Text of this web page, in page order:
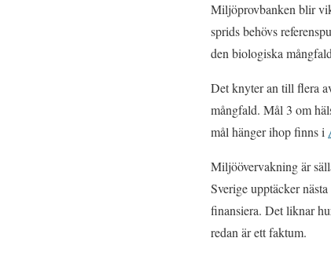
Miljöprovbanken blir
sprids behövs
den biologiska
Det knyter an till flera
mångfald. Mål 3 om
mål hänger ihop finns i
Miljöövervakning är
Sverige upptäcker
finansiera. Det liknar
redan är ett faktum.